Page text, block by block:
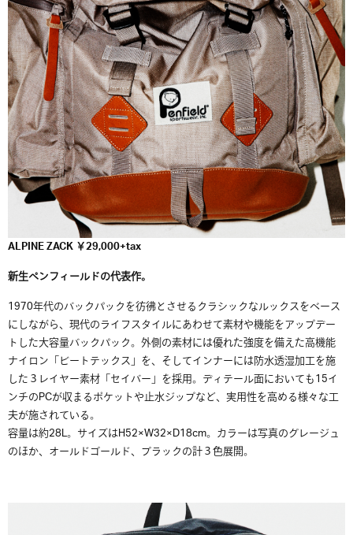
ALPINE ZACK ￥29,000+tax
新生ペンフィールドの代表作。
1970年代のバックパックを彷彿とさせるクラシックなルックスをベース
にしながら、現代のライフスタイルにあわせて素材や機能をアップデー
トした大容量バックパック。外側の素材には優れた強度を備えた高機能
ナイロン「ビートテックス」を、そしてインナーには防水透湿加工を施
した３レイヤー素材「セイバー」を採用。ディテール面においても15イ
ンチのPCが収まるポケットや止水ジップなど、実用性を高める様々な工
夫が施されている。
容量は約28L。サイズはH52×W32×D18cm。カラーは写真のグレージュ
のほか、オールドゴールド、ブラックの計３色展開。